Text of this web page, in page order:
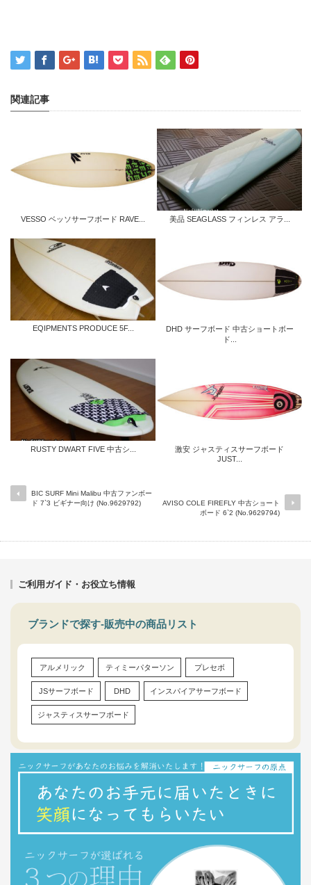
関連記事
VESSO ベッソサーフボード RAVE... 美品 SEAGLASS フィンレス アラ...
EQIPMENTS PRODUCE 5F...
DHD サーフボード 中古ショートボー
ド...
RUSTY DWART FIVE 中古シ...
激安 ジャスティスサーフボード
JUST...
BIC SURF Mini Malibu 中古ファンボー
ド 7`3 ビギナー向け (No.9629792)
AVISO COLE FIREFLY 中古ショート
ボード 6`2 (No.9629794)
ご利用ガイド・お役立ち情報
ブランドで探す-販売中の商品リスト
アルメリック ティミーパターソン プレセボ
JSサーフボード DHD インスパイアサーフボード
ジャスティスサーフボード